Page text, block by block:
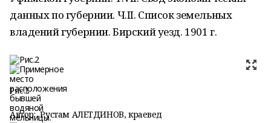
данных по губернии. Ч.II. Список земельных
владений губернии. Бирский уезд. 1901 г.
Рис.2
Автор: Рустам АЛЕТДИНОВ, краевед